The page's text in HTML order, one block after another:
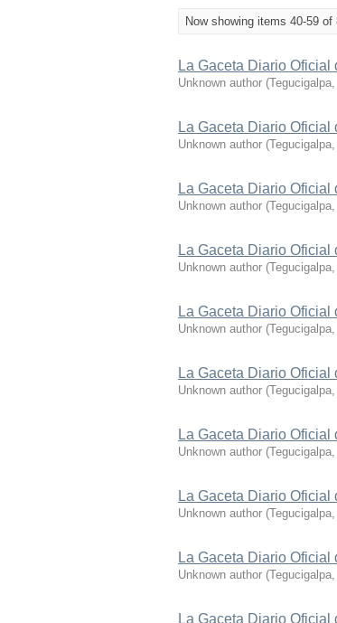
Now showing items 40-59 of
La Gaceta Diario
Unknown author (
La Gaceta Diario
Unknown author (
La Gaceta Diario
Unknown author (
La Gaceta Diario
Unknown author (
La Gaceta Diario
Unknown author (
La Gaceta Diario
Unknown author (
La Gaceta Diario
Unknown author (
La Gaceta Diario
Unknown author (
La Gaceta Diario
Unknown author (
La Gaceta Diario